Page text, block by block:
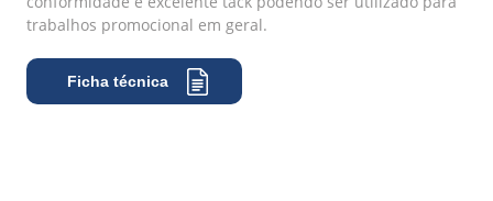
trabalhos promocional em geral.
Ficha técnica